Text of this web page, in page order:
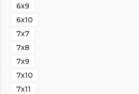
6х9
6х10
7х7
7х8
7х9
7х10
7х11